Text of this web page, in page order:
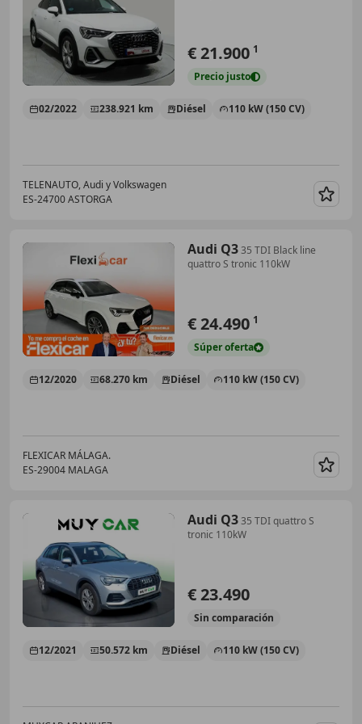
€ 21.900 1
Precio justo
02/2022 238.921 km Diésel 110 kW (150 CV)
TELENAUTO, Audi y Volkswagen
ES-24700 ASTORGA
Audi Q335 TDI Black line
quattro S tronic 110kW
€ 24.490 1
Súperoferta
12/2020 68.270 km Diésel 110 kW (150 CV)
FLEXICAR MÁLAGA.
ES-29004 MALAGA
Audi Q335 TDI quattro S
tronic 110kW
€ 23.490
Sin comparación
12/2021 50.572 km Diésel 110 kW (150 CV)